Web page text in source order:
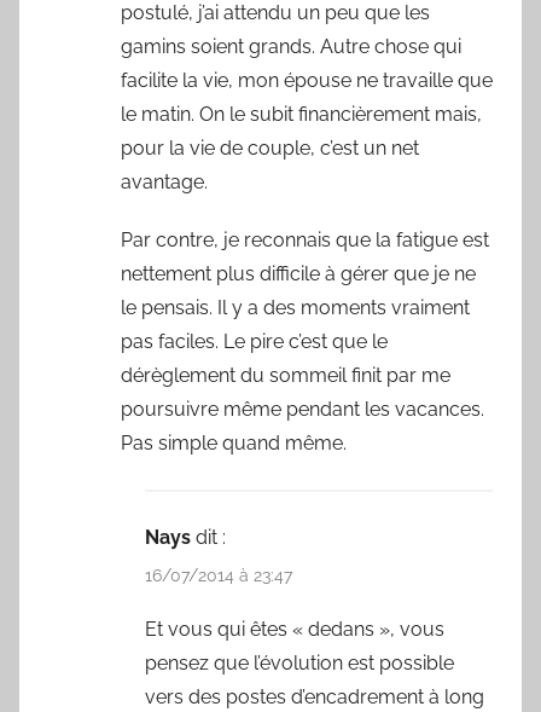
postulé, j’ai attendu un peu que les
gamins soient grands. Autre chose qui
facilite la vie, mon épouse ne travaille que
le matin. On le subit financièrement mais,
pour la vie de couple, c’est un net
avantage.
Par contre, je reconnais que la fatigue est
nettement plus difficile à gérer que je ne
le pensais. Il y a des moments vraiment
pas faciles. Le pire c’est que le
dérèglement du sommeil finit par me
poursuivre même pendant les vacances.
Pas simple quand même.
Nays dit :
16/07/2014 à 23:47
Et vous qui êtes « dedans », vous
pensez que l’évolution est possible
vers des postes d’encadrement à long